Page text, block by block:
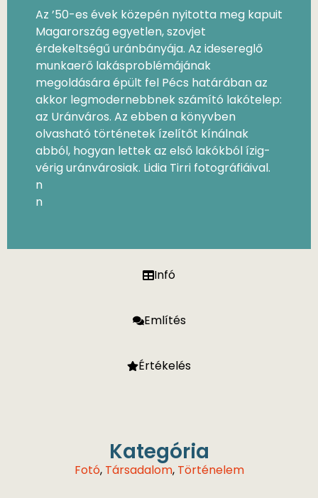
Infó
Említés
Értékelés
Az ’50-es évek közepén nyitotta meg kapuit
Magarország egyetlen, szovjet
érdekeltségű uránbányája. Az idesereglő
munkaerő lakásproblémájának
megoldására épült fel Pécs határában az
akkor legmodernebbnek számító lakótelep:
az Uránváros. Az ebben a könyvben
olvasható történetek ízelítőt kínálnak
abból, hogyan lettek az első lakókból ízig-
vérig uránvárosiak. Lidia Tirri fotográfiáival.
n
n
Kategória
Fotó, Társadalom, Történelem